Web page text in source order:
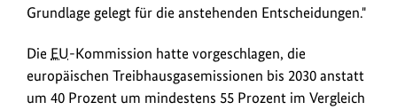
des
Klimaziels
für
2030
Grundlage gelegt für die anstehenden Entscheidungen."
Die EU-Kommission hatte vorgeschlagen, die
europäischen Treibhausgasemissionen bis 2030 anstatt
um 40 Prozent um mindestens 55 Prozent im Vergleich